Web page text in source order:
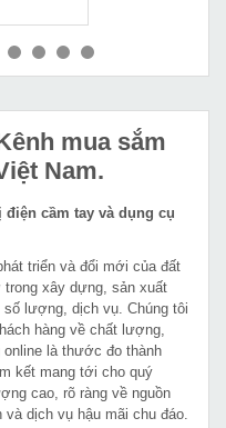
MUA NGAY
mua sắm
Nam.
cầm tay và dụng cụ
triển và đổi mới của đất
xây dựng, sản xuất
lượng, dịch vụ. Chúng tôi
hàng về chất lượng,
là thước đo thành
kết mang tới cho quý
cao, rõ ràng về nguồn
dịch vụ hậu mãi chu đáo.